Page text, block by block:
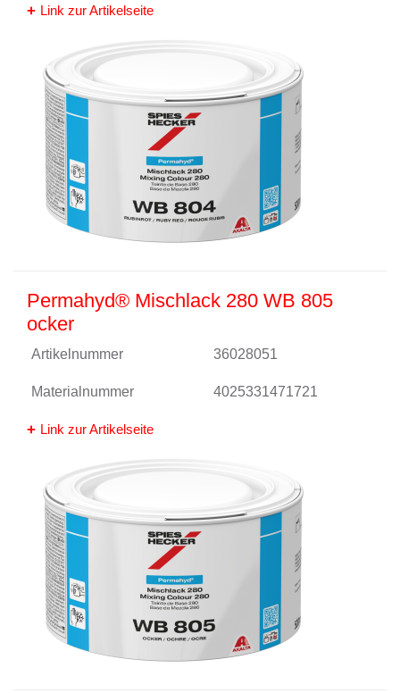
Link zur Artikelseite
Permahyd® Mischlack 280 WB 805
ocker
Artikelnummer 36028051
Materialnummer 4025331471721
Link zur Artikelseite